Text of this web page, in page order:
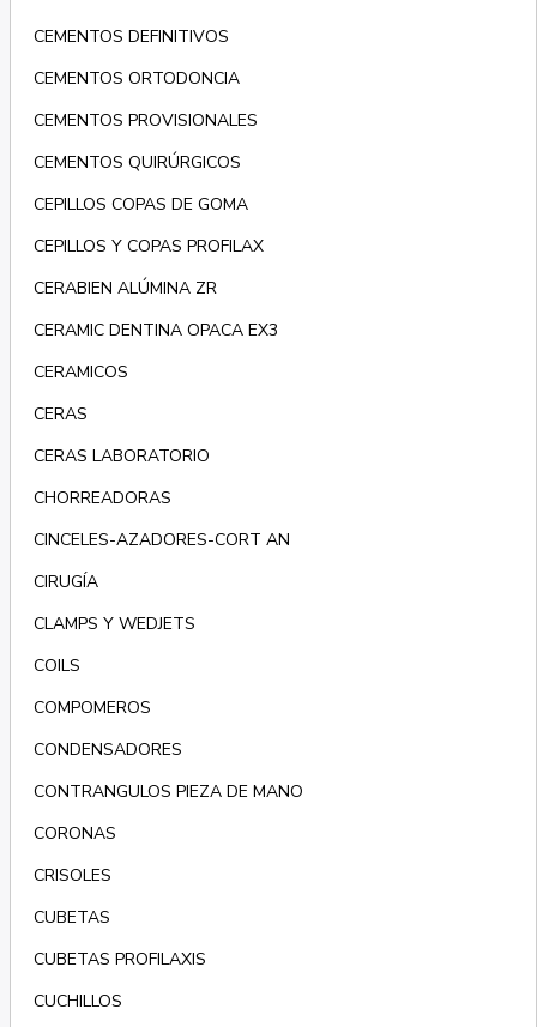
CEMENTOS DEFINITIVOS
CEMENTOS ORTODONCIA
CEMENTOS PROVISIONALES
CEMENTOS QUIRÚRGICOS
CEPILLOS COPAS DE GOMA
CEPILLOS Y COPAS PROFILAX
CERABIEN ALÚMINA ZR
CERAMIC DENTINA OPACA EX3
CERAMICOS
CERAS
CERAS LABORATORIO
CHORREADORAS
CINCELES-AZADORES-CORT AN
CIRUGÍA
CLAMPS Y WEDJETS
COILS
COMPOMEROS
CONDENSADORES
CONTRANGULOS PIEZA DE MANO
CORONAS
CRISOLES
CUBETAS
CUBETAS PROFILAXIS
CUCHILLOS